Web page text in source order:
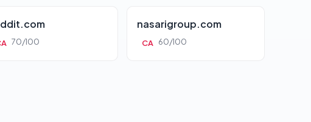
70/100
nasarigroup.com
CA 60/100